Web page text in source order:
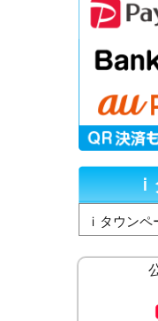
ｉ
ｉタウン